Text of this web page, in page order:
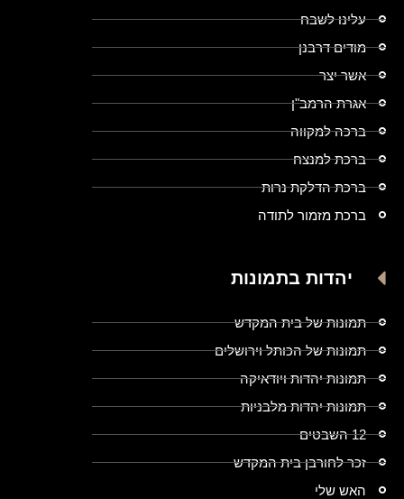
עלינו לשבח
מודים דרבנן
אשר יצר
אגרת הרמב"ן
ברכה למקווה
ברכת למנצח
ברכת הדלקת נרות
ברכת מזמור לתודה
יהדות בתמונות
תמונות של בית המקדש
תמונות של הכותל וירושלים
תמונות יהדות ויודאיקה
תמונות יהדות מלבניות
12 השבטים
זכר לחורבן בית המקדש
האש שלי